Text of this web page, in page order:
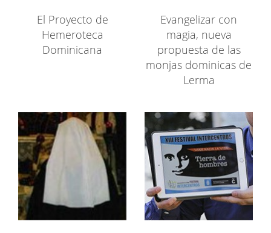
El Proyecto de
Hemeroteca
Dominicana
Evangelizar con
magia, nueva
propuesta de las
monjas dominicas de
Lerma